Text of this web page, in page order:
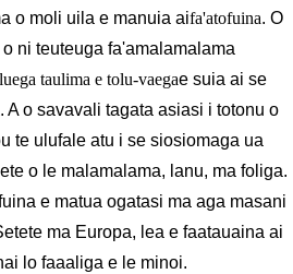
o moli uila e manuia aifa'atofuina. O
ni teuteuga fa'amalamalama
taulima e tolu-vaegae suia ai se
A o savavali tagata asiasi i totonu o
te ulufale atu i se siosiomaga ua
o le malamalama, lanu, ma foliga.
e matua ogatasi ma aga masani
ma Europa, lea e faatauaina ai
lo faaaliga e le minoi.